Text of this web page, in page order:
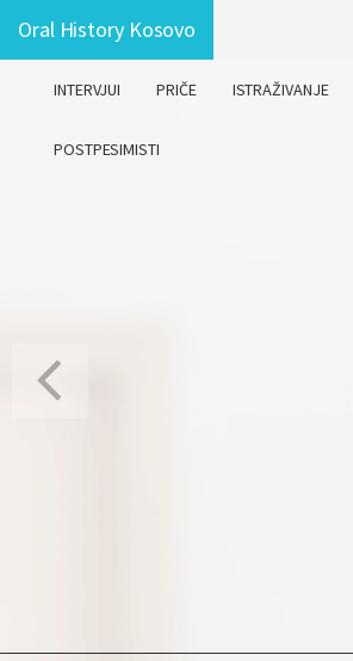
Oral History Kosovo
INTERVJUI PRIČE ISTRAŽIVANJE
POSTPESIMISTI